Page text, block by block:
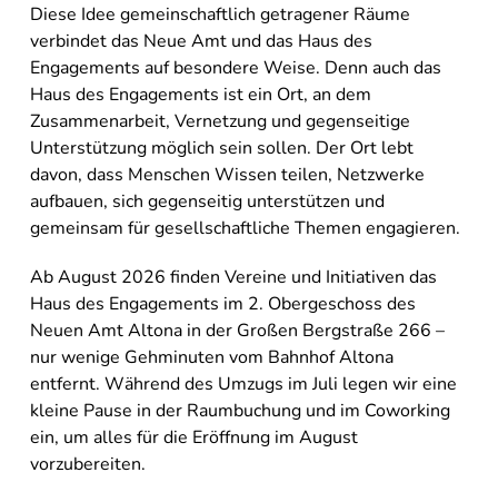
Diese Idee gemeinschaftlich getragener Räume
verbindet das Neue Amt und das Haus des
Engagements auf besondere Weise. Denn auch das
Haus des Engagements ist ein Ort, an dem
Zusammenarbeit, Vernetzung und gegenseitige
Unterstützung möglich sein sollen. Der Ort lebt
davon, dass Menschen Wissen teilen, Netzwerke
aufbauen, sich gegenseitig unterstützen und
gemeinsam für gesellschaftliche Themen engagieren.
Ab August 2026 finden Vereine und Initiativen das
Haus des Engagements im 2. Obergeschoss des
Neuen Amt Altona in der Großen Bergstraße 266 –
nur wenige Gehminuten vom Bahnhof Altona
entfernt. Während des Umzugs im Juli legen wir eine
kleine Pause in der Raumbuchung und im Coworking
ein, um alles für die Eröffnung im August
vorzubereiten.